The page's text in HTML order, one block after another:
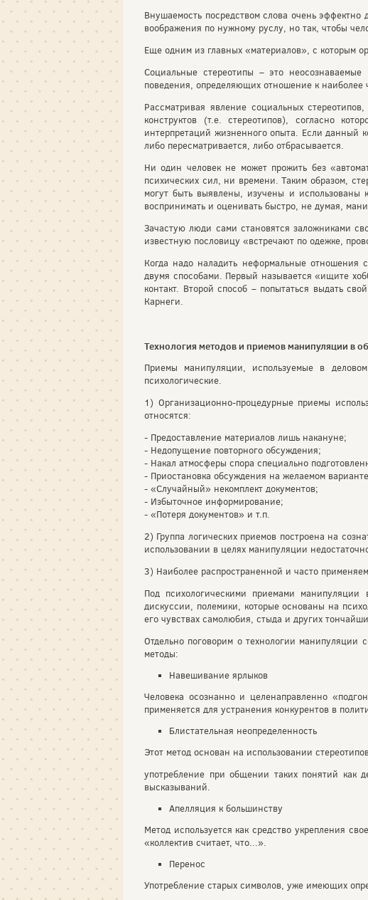
Внушаемость посредством слова очень
воображения по нужному руслу, но так, чтобы
Еще одним из главных «материалов», с которым
Социальные стереотипы – это
поведения, определяющих отношение к наиболее
Рассматривая явление социальных
конструктов (т.е. стереотипов), согласно
интерпретаций жизненного опыта. Если данный
либо пересматривается, либо отбрасывается.
Ни один человек не может прожить без
психических сил, ни времени. Таким образом,
могут быть выявлены, изучены и использованы
воспринимать и оценивать быстро, не думая,
Зачастую люди сами становятся заложниками
известную пословицу «встречают по одежке,
Когда надо наладить неформальные отношения
двумя способами. Первый называется «ищите
контакт. Второй способ – попытаться выдать
Карнеги.
Технология методов и приемов манипуляции в
Приемы манипуляции, используемые в
психологические.
1) Организационно-процедурные приемы
относятся:
- Предоставление материалов лишь накануне;
- Недопущение повторного обсуждения;
- Накал атмосферы спора специально
- Приостановка обсуждения на желаемом
- «Случайный» некомплект документов;
- Избыточное информирование;
- «Потеря документов» и т.п.
2) Группа логических приемов построена на
использовании в целях манипуляции
3) Наиболее распространенной и часто
Под психологическими приемами
дискуссии, полемики, которые основаны на
его чувствах самолюбия, стыда и других
Отдельно поговорим о технологии
методы:
Навешивание ярлыков
Человека осознанно и целенаправленно
применяется для устранения конкурентов в
Блистательная неопределенность
Этот метод основан на использовании
употребление при общении таких понятий как
высказываний.
Апелляция к большинству
Метод используется как средство укрепления
«коллектив считает, что...».
Перенос
Употребление старых символов, уже имеющих